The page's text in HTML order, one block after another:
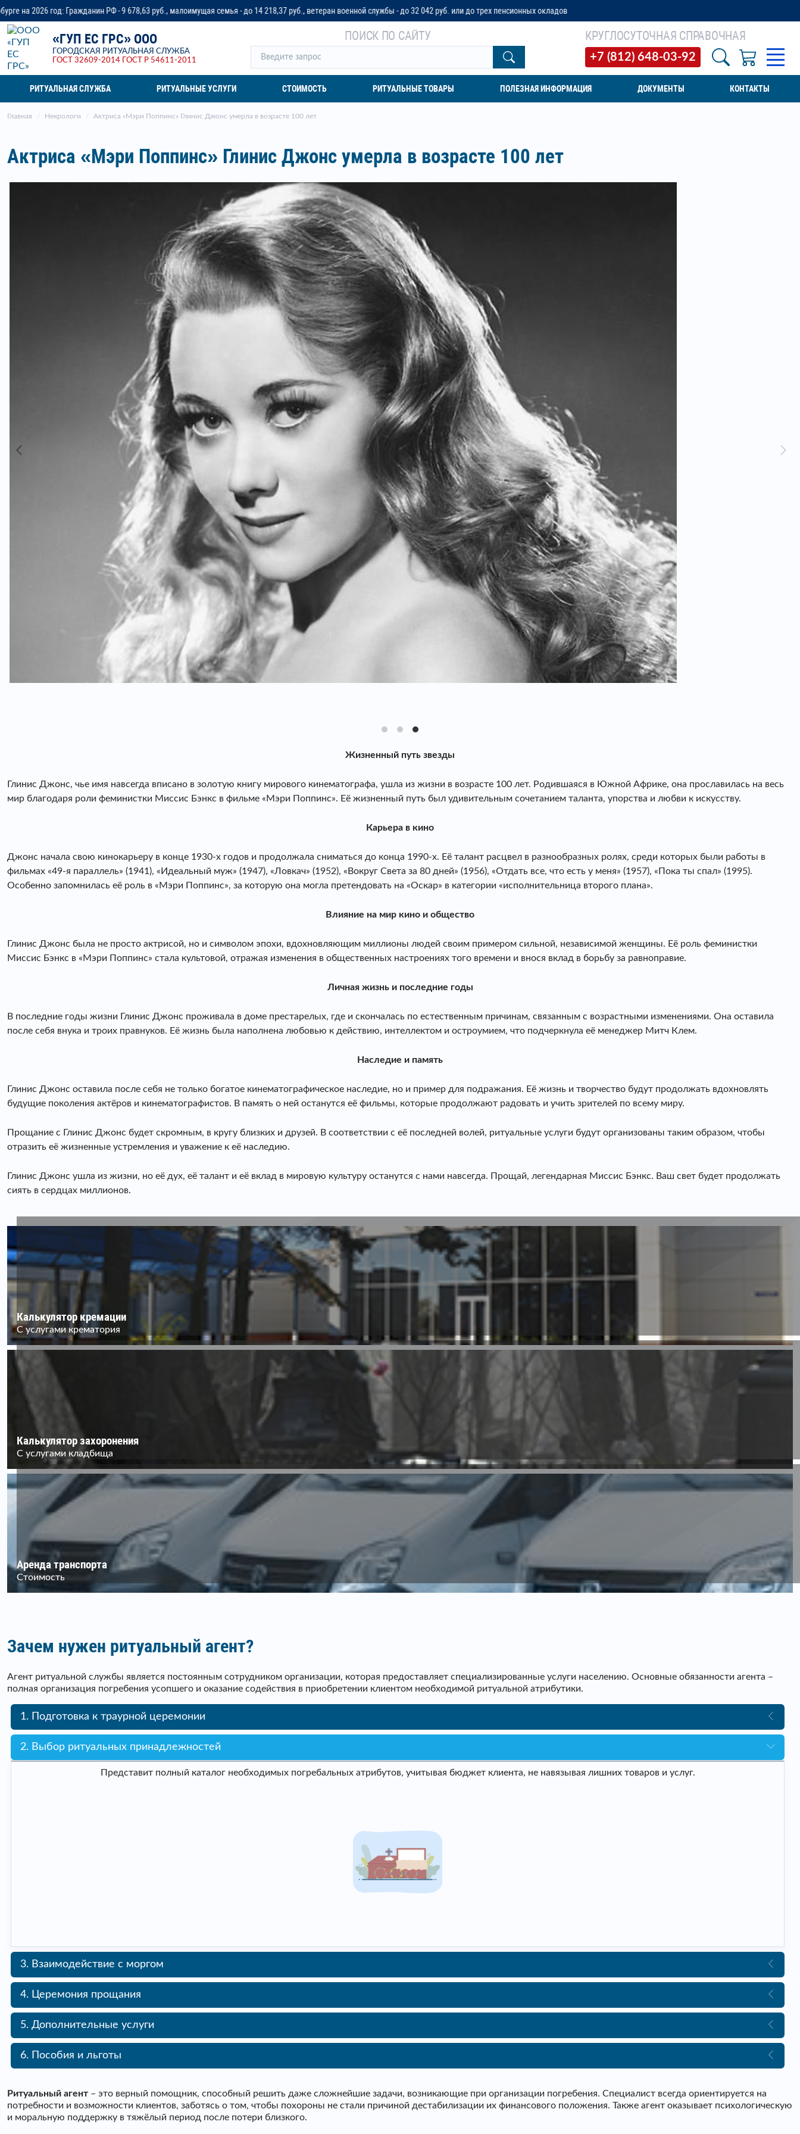
РФ - 9 678,63 руб., малоимущая семья - до 14 218,37 руб., ветеран военной службы - до 32 042 руб. или до трех пенсионных окладов
«ГУП ЕС ГРС» ООО
ГОРОДСКАЯ РИТУАЛЬНАЯ СЛУЖБА
ГОСТ 32609-2014
ГОСТ Р 54611-2011
ПОИСК ПО САЙТУ КРУГЛОСУТОЧНАЯ СПРАВОЧНАЯ
+7 (812) 648-03-92
РИТУАЛЬНАЯ СЛУЖБА РИТУАЛЬНЫЕ УСЛУГИ СТОИМОСТЬ РИТУАЛЬНЫЕ ТОВАРЫ ПОЛЕЗНАЯ ИНФОРМАЦИЯ ДОКУМЕНТЫ КОНТАКТЫ
Главная Некрологи Актриса «Мэри Поппинс» Глинис Джонс умерла в возрасте 100 лет
Актриса «Мэри Поппинс» Глинис Джонс умерла в возрасте 100 лет
Жизненный путь звезды
Глинис Джонс, чье имя навсегда вписано в золотую книгу мирового кинематографа, ушла из жизни в возрасте 100 лет. Родившаяся в Южной Африке, она прославилась на весь
мир благодаря роли феминистки Миссис Бэнкс в фильме «Мэри Поппинс». Её жизненный путь был удивительным сочетанием таланта, упорства и любви к искусству.
Карьера в кино
Джонс начала свою кинокарьеру в конце 1930-х годов и продолжала сниматься до конца 1990-х. Её талант расцвел в разнообразных ролях, среди которых были работы в
фильмах «49-я параллель» (1941), «Идеальный муж» (1947), «Ловкач» (1952), «Вокруг Света за 80 дней» (1956), «Отдать все, что есть у меня» (1957), «Пока ты спал» (1995).
Особенно запомнилась её роль в «Мэри Поппинс», за которую она могла претендовать на «Оскар» в категории «исполнительница второго плана».
Влияние на мир кино и общество
Глинис Джонс была не просто актрисой, но и символом эпохи, вдохновляющим миллионы людей своим примером сильной, независимой женщины. Её роль феминистки
Миссис Бэнкс в «Мэри Поппинс» стала культовой, отражая изменения в общественных настроениях того времени и внося вклад в борьбу за равноправие.
Личная жизнь и последние годы
В последние годы жизни Глинис Джонс проживала в доме престарелых, где и скончалась по естественным причинам, связанным с возрастными изменениями. Она оставила
после себя внука и троих правнуков. Её жизнь была наполнена любовью к действию, интеллектом и остроумием, что подчеркнула её менеджер Митч Клем.
Наследие и память
Глинис Джонс оставила после себя не только богатое кинематографическое наследие, но и пример для подражания. Её жизнь и творчество будут продолжать вдохновлять
будущие поколения актёров и кинематографистов. В память о ней останутся её фильмы, которые продолжают радовать и учить зрителей по всему миру.
Прощание с Глинис Джонс будет скромным, в кругу близких и друзей. В соответствии с её последней волей, ритуальные услуги будут организованы таким образом, чтобы
отразить её жизненные устремления и уважение к её наследию.
Глинис Джонс ушла из жизни, но её дух, её талант и её вклад в мировую культуру останутся с нами навсегда. Прощай, легендарная Миссис Бэнкс. Ваш свет будет продолжать
сиять в сердцах миллионов.
Калькулятор кремации
С услугами крематория
Калькулятор захоронения
С услугами кладбища
Аренда транспорта
Стоимость
Зачем нужен ритуальный агент?
Агент ритуальной службы является постоянным сотрудником организации, которая предоставляет специализированные услуги населению. Основные обязанности агента –
полная организация погребения усопшего и оказание содействия в приобретении клиентом необходимой ритуальной атрибутики.
1. Подготовка к траурной церемонии
2. Выбор ритуальных принадлежностей
Представит полный каталог необходимых погребальных атрибутов, учитывая бюджет клиента, не навязывая лишних товаров и услуг.
3. Взаимодействие с моргом
4. Церемония прощания
5. Дополнительные услуги
6. Пособия и льготы
Ритуальный агент – это верный помощник, способный решить даже сложнейшие задачи, возникающие при организации погребения. Специалист всегда ориентируется на
потребности и возможности клиентов, заботясь о том, чтобы похороны не стали причиной дестабилизации их финансового положения. Также агент оказывает психологическую
и моральную поддержку в тяжёлый период после потери близкого.